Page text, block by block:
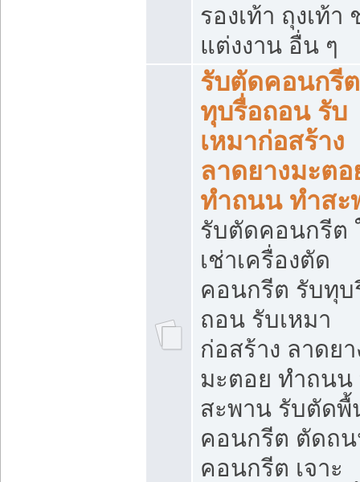
รองเท้า ถุงเท้า
แต่งงาน อื่น ๆ
รับตัดคอนกรี
ทุบรื่อถอน รับ
เหมาก่อสร้าง
ลาดยางมะตอ
ทำถนน ทำสะ
รับตัดคอนกรีต
เช่าเครื่องตัด
คอนกรีต รับทุบ
ถอน รับเหมา
ก่อสร้าง ลาดยา
มะตอย ทำถนน
สะพาน รับตัดพื้
คอนกรีต ตัดถ
คอนกรีต เจาะ